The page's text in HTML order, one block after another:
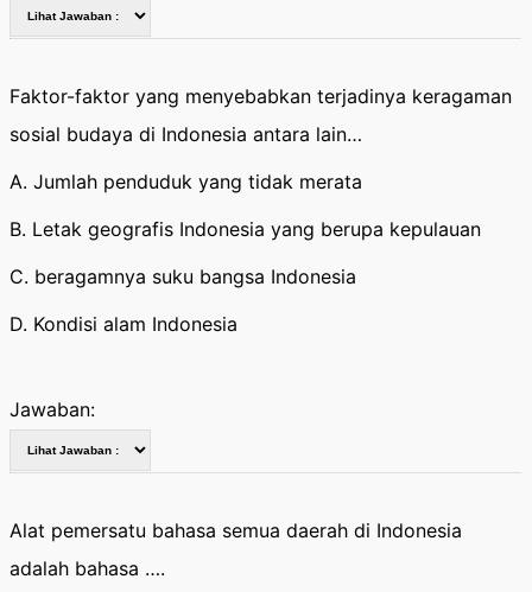
Faktor-faktor yang menyebabkan terjadinya keragaman
sosial budaya di Indonesia antara lain…
A. Jumlah penduduk yang tidak merata
B. Letak geografis Indonesia yang berupa kepulauan
C. beragamnya suku bangsa Indonesia
D. Kondisi alam Indonesia
Jawaban:
Alat pemersatu bahasa semua daerah di Indonesia
adalah bahasa ….